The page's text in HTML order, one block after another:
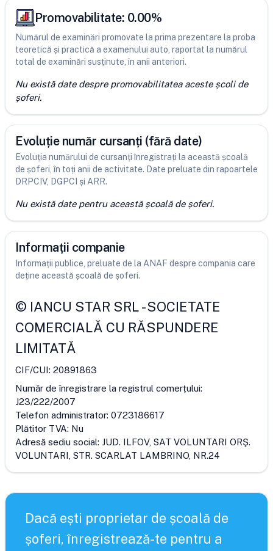
Promovabilitate: 0.00%
Numărul de examinări promovate la prima prezentare la proba
teoretică și practică a examenului auto, raportat la numărul
total de examinări susținute, în anii anteriori.
Nu există date despre promovabilitatea aceste școli de
șoferi.
Evoluție număr cursanți (fără date)
Evoluția numărului de cursanți înregistrați la această școală
de șoferi, în toți anii de activitate. Date preluate din rapoartele
DRPCIV, DGPCI și ARR.
Nu există date pentru această școală de șoferi.
Informații companie
Informații publice, preluate de la ANAF despre compania care
deține această școală de șoferi.
© IANCU STAR SRL-SOCIETATE
COMERCIALĂ CU RĂSPUNDERE
LIMITATĂ
CIF/CUI: 20891863
Număr de înregistrare la registrul comerțului:
J23/222/2007
Telefon administrator: 0723186617
Plătitor TVA: Nu
Adresă sediu social: JUD. ILFOV, SAT VOLUNTARI ORŞ.
VOLUNTARI, STR. SCARLAT LAMBRINO, NR.24
Dacă ești proprietar de școală de
șoferi, înregistrează-te pentru a